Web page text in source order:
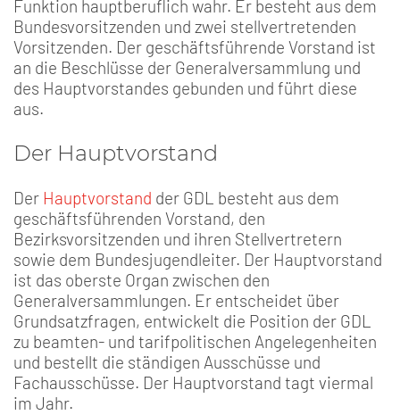
Funktion hauptberuflich wahr. Er besteht aus dem
Bundesvorsitzenden und zwei stellvertretenden
Vorsitzenden. Der geschäftsführende Vorstand ist
an die Beschlüsse der Generalversammlung und
des Hauptvorstandes gebunden und führt diese
aus.
Der Hauptvorstand
Der Hauptvorstand der GDL besteht aus dem
geschäftsführenden Vorstand, den
Bezirksvorsitzenden und ihren Stellvertretern
sowie dem Bundesjugendleiter. Der Hauptvorstand
ist das oberste Organ zwischen den
Generalversammlungen. Er entscheidet über
Grundsatzfragen, entwickelt die Position der GDL
zu beamten- und tarifpolitischen Angelegenheiten
und bestellt die ständigen Ausschüsse und
Fachausschüsse. Der Hauptvorstand tagt viermal
im Jahr.